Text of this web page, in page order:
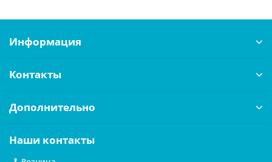
Информация
Контакты
Дополнительно
Наши контакты